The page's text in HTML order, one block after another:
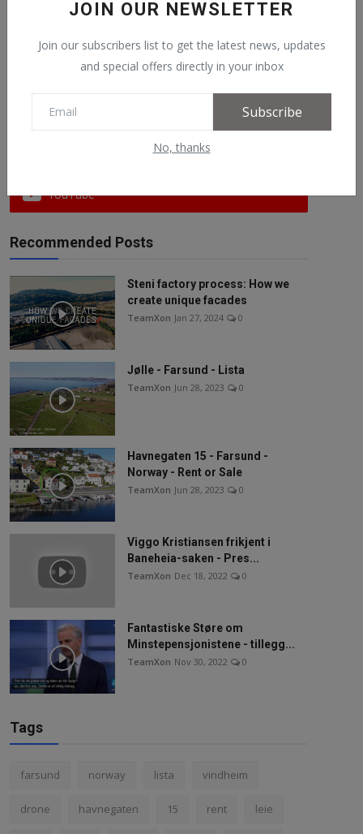
JOIN OUR NEWSLETTER
Join our subscribers list to get the latest news, updates
and special offers directly in your inbox
Subscribe
No, thanks
Sjalg Unneland (SV)...
Follow Us
YouTube
Recommended Posts
Steni factory process: How we
create unique facades
TeamXon Jan 27, 2024 0
Jølle - Farsund - Lista
TeamXon Jun 28, 2023 0
Havnegaten 15 - Farsund -
Norway - Rent or Sale
TeamXon Jun 28, 2023 0
Viggo Kristiansen frikjent i
Baneheia-saken - Pres...
TeamXon Dec 18, 2022 0
Fantastiske Støre om
Minstepensjonistene - tillegg...
TeamXon Nov 30, 2022 0
Tags
farsund norway lista vindheim
drone havnegaten 15 rent leie